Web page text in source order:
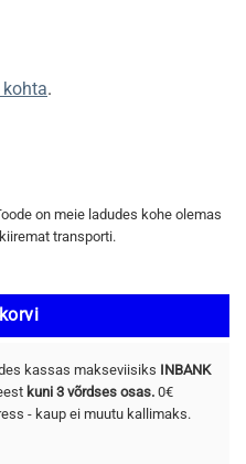
.
on meie ladudes kohe olemas
transporti.
kassas makseviisiks INBANK
kuni 3 võrdses osas. 0€
- kaup ei muutu kallimaks.